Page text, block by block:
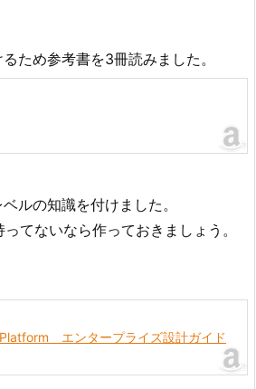
ため参考書を3冊読みました。
ルの知識を付けました。
てないなら作っておきましょう。
エンタープライズ設計ガイド